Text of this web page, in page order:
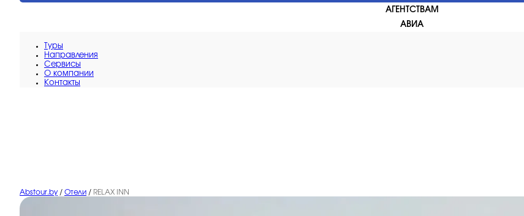
АГЕНТСТВАМ
АВИА
Туры
Направления
Сервисы
O компании
Контакты
Abstour.by / Отели / RELAX INN